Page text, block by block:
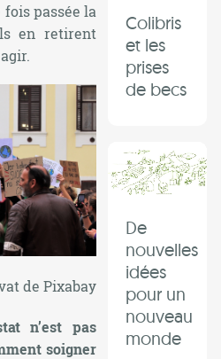
passée la
en retirent
de Pixabay
n’est pas
soigner
Colibris
et les
prises
de becs
De
nouvelles
idées
pour un
nouveau
monde